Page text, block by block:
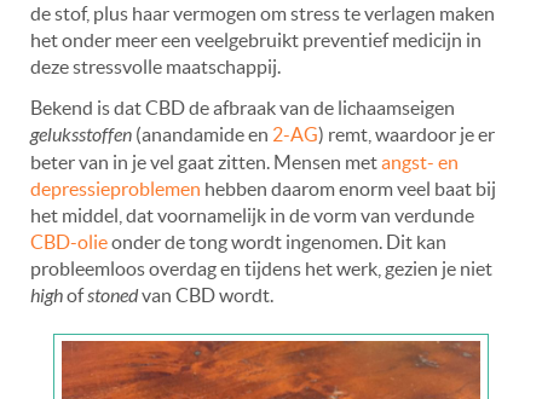
de stof, plus haar vermogen om stress te verlagen maken
het onder meer een veelgebruikt preventief medicijn in
deze stressvolle maatschappij.
Bekend is dat CBD de afbraak van de lichaamseigen
geluksstoffen (anandamide en 2-AG) remt, waardoor je er
beter van in je vel gaat zitten. Mensen metangst- en
depressieproblemen hebben daarom enorm veel baat bij
het middel, dat voornamelijk in de vorm van verdunde
CBD-olieonder de tong wordt ingenomen. Dit kan
probleemloos overdag en tijdens het werk, gezien je niet
highofstonedvan CBD wordt.